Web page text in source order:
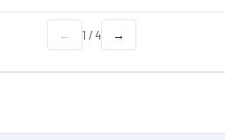
← 1 / 4 →